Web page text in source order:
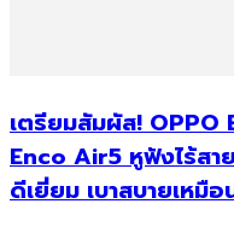
เตรียมสัมผัส! OPPO
Enco Air5 หูฟังไร้สา
ดีเยี่ยม เบาสบายเหมือ